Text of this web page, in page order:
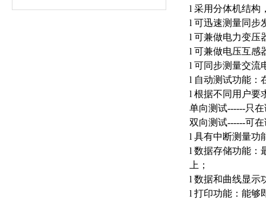
l 采用分体机结构
l 可迅速测量同步
l 可兼做电力变压
l 可兼做电压互感
l 可同步测量交流
l 自动测试功能：
l 根据不同用户要
单向测试------只
双向测试------可
l 具有中断测量功
l 数据存储功能：
上；
l 数据和曲线显示
l 打印功能：能够